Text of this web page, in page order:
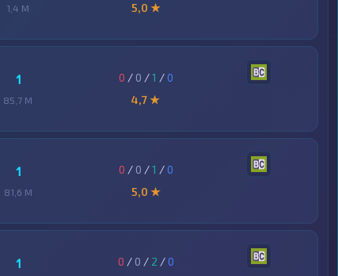
1,4 M
5,0 ★
1
85,7 M
0 / 0 /1 /0
4,7 ★
1
81,6 M
0 / 0 /1 /0
5,0 ★
1 0 / 0 / 2 /0